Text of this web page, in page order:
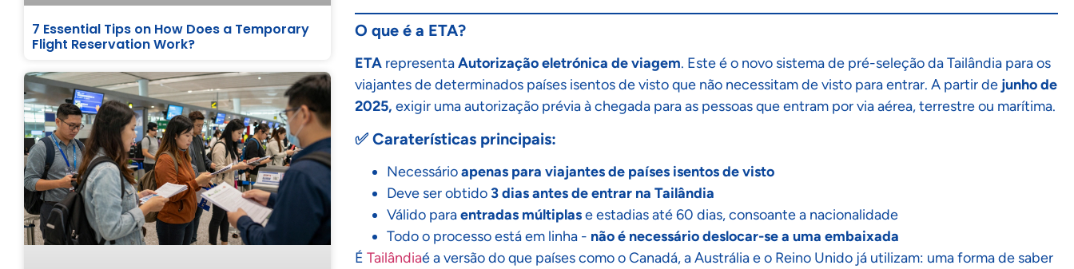
7 Essential Tips on How Does a Temporary
Flight Reservation Work?
O que é a ETA?
ETArepresentaAutorização eletrónica de viagem. Este é o novo sistema de pré-seleção da Tailândia para os
viajantes de determinados países isentos de visto que não necessitam de visto para entrar. A partir de junho de
2025, exigir uma autorização prévia à chegada para as pessoas que entram por via aérea, terrestre ou marítima.
✅ Caraterísticas principais:
Necessárioapenas para viajantes de países isentos de visto
Deve ser obtido3 dias antes de entrar na Tailândia
Válido paraentradas múltiplase estadias até 60 dias, consoante a nacionalidade
Todo o processo está em linha - não é necessário deslocar-se a uma embaixada
É Tailândiaé a versão do que países como o Canadá, a Austrália e o Reino Unido já utilizam: uma forma de saber